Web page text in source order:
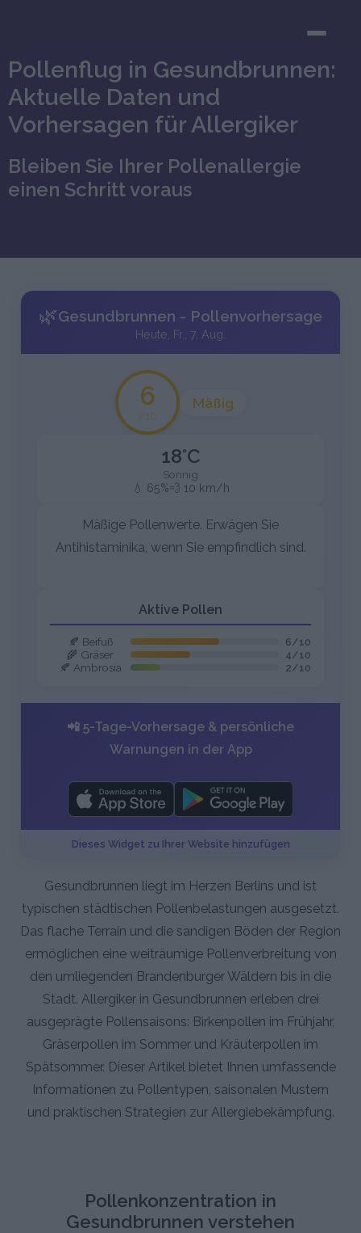
Pollenflug in Gesundbrunnen:
Aktuelle Daten und
Vorhersagen für Allergiker
Bleiben Sie Ihrer Pollenallergie
einen Schritt voraus
🌿Gesundbrunnen - Pollenvorhersage
Heute, Fr., 7. Aug.
6
/10
Mäßig
18°C
Sonnig
💧 65%💨 10 km/h
Mäßige Pollenwerte. Erwägen Sie
Antihistaminika, wenn Sie empfindlich sind.
Aktive Pollen
🍂 Beifuß 6/10
🌾 Gräser 4/10
🍂 Ambrosia 2/10
📲 5-Tage-Vorhersage & persönliche
Warnungen in der App
Dieses Widget zu Ihrer Website hinzufügen
Gesundbrunnen liegt im Herzen Berlins und ist
typischen städtischen Pollenbelastungen ausgesetzt.
Das flache Terrain und die sandigen Böden der Region
ermöglichen eine weiträumige Pollenverbreitung von
den umliegenden Brandenburger Wäldern bis in die
Stadt. Allergiker in Gesundbrunnen erleben drei
ausgeprägte Pollensaisons: Birkenpollen im Frühjahr,
Gräserpollen im Sommer und Kräuterpollen im
Spätsommer. Dieser Artikel bietet Ihnen umfassende
Informationen zu Pollentypen, saisonalen Mustern
und praktischen Strategien zur Allergiebekämpfung.
Pollenkonzentration in
Gesundbrunnen verstehen